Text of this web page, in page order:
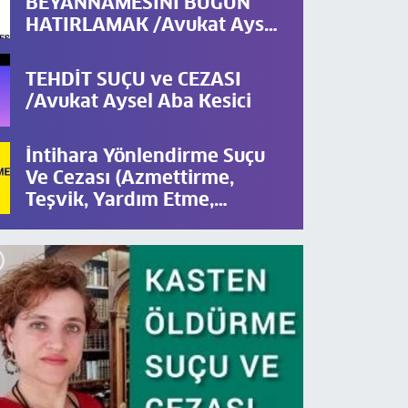
NE ZAMAN ZAMANAŞIMINA
Aysel Aba Kesici
HATIRLAMAK /Avukat Aysel
TEHDİT SUÇU ve CEZASI
/Avukat Aysel Aba Kesici
İntihara Yönlendirme Suçu
Ve Cezası (Azmettirme,
Teşvik, Yardım Etme,
Aysel Aba Kesici